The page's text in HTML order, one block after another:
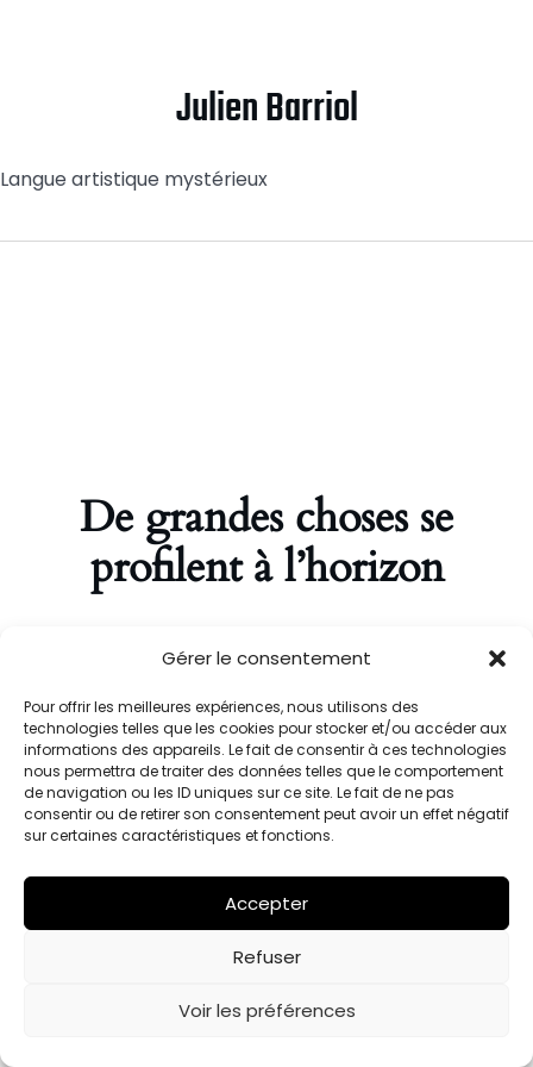
Gérer le consentement
Pour offrir les meilleures expériences, nous utilisons des
technologies telles que les cookies pour stocker et/ou accéder aux
informations des appareils. Le fait de consentir à ces technologies
nous permettra de traiter des données telles que le comportement
de navigation ou les ID uniques sur ce site. Le fait de ne pas
consentir ou de retirer son consentement peut avoir un effet négatif
sur certaines caractéristiques et fonctions.
Accepter
Refuser
Voir les préférences
Julien Barriol
Langue artistique mystérieux
De grandes choses se
profilent à l’horizon
Quelque chose d’énorme se prépare ! Notre boutique est
Julien Barriol est fièrement propulsé par